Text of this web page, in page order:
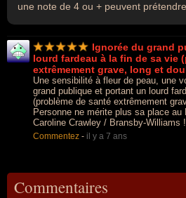
une note de 4 ou + peuvent
Ignorée du grand
lourd fardeau à la fin de sa vie
extrêmement grave, long et
Une sensibilité à fleur de peau, une
grand publique et portant un lourd
(problème de santé extrêmement
Personne ne mérite plus sa place
Caroline Crawley / Bransby-Williams !
Commentez - il y a 7 ans
Commentaires